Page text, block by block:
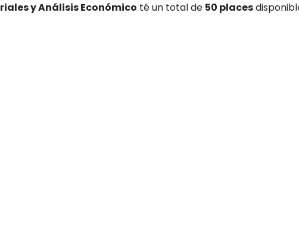
y Análisis Económico té un total de 50 places